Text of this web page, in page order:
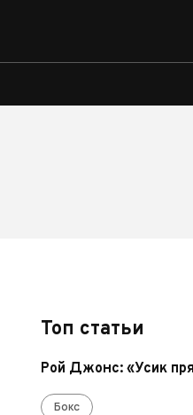
Топ статьи
Рой Джонс: «Усик
Бокс